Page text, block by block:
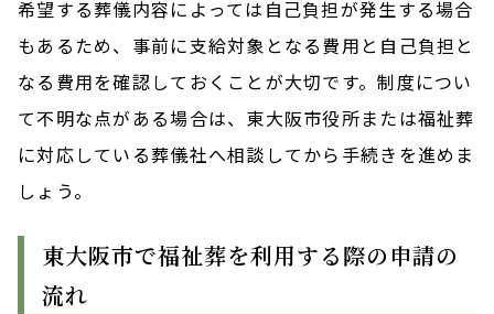
希望する葬儀内容によっては自己負担が発生する場合
もあるため、事前に支給対象となる費用と自己負担と
なる費用を確認しておくことが大切です。制度につい
て不明な点がある場合は、東大阪市役所または福祉葬
に対応している葬儀社へ相談してから手続きを進めま
しょう。
東大阪市で福祉葬を利用する際の申請の
流れ